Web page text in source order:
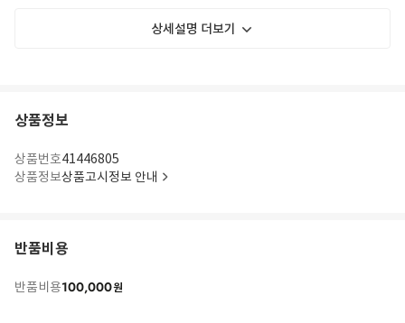
상세설명 더보기
상품정보
상품번호41446805
상품정보상품고시정보 안내
반품비용
반품비용100,000원